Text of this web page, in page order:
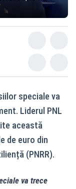
speciale va
Liderul PNL
această
de euro din
(PNRR).
va trece